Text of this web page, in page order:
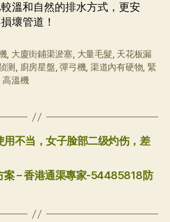
溫和自然的排水方式，更安
壞管道！
, 大廈街鋪渠淤塞, 大量毛髮, 天花板漏
测, 廚房星盤,彈弓機, 渠道內有硬物, 緊
高溫機
用不当，女子脸部二级灼伤，差
案 – 香港通渠專家-54485818防